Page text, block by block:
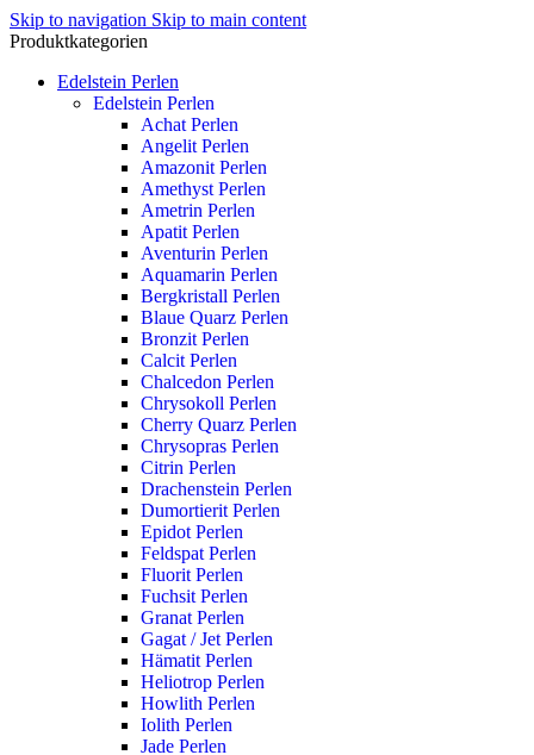
Skip to navigation Skip to main content
Produktkategorien
Edelstein Perlen
Edelstein Perlen
Achat Perlen
Angelit Perlen
Amazonit Perlen
Amethyst Perlen
Ametrin Perlen
Apatit Perlen
Aventurin Perlen
Aquamarin Perlen
Bergkristall Perlen
Blaue Quarz Perlen
Bronzit Perlen
Calcit Perlen
Chalcedon Perlen
Chrysokoll Perlen
Cherry Quarz Perlen
Chrysopras Perlen
Citrin Perlen
Drachenstein Perlen
Dumortierit Perlen
Epidot Perlen
Feldspat Perlen
Fluorit Perlen
Fuchsit Perlen
Granat Perlen
Gagat / Jet Perlen
Hämatit Perlen
Heliotrop Perlen
Howlith Perlen
Iolith Perlen
Jade Perlen